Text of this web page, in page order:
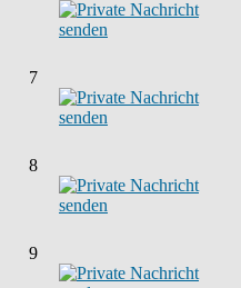
7
8
9